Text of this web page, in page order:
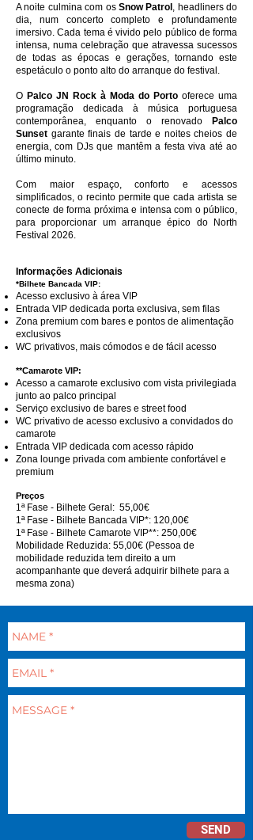
A noite culmina com os Snow Patrol , headliners do
dia, num concerto completo e profundamente
imersivo. Cada tema é vivido pelo público de forma
intensa, numa celebração que atravessa sucessos
de todas as épocas e gerações, tornando este
espetáculo o ponto alto do arranque do festival.
O Palco JN Rock à Moda do Porto oferece uma
programação dedicada à música portuguesa
contemporânea, enquanto o renovado
Palco
Sunset garante finais de tarde e noites cheios de
energia, com DJs que mantêm a festa viva até ao
último minuto.
Com maior espaço, conforto e acessos
simplificados, o recinto permite que cada artista se
conecte de forma próxima e intensa com o público,
para proporcionar um arranque épico do North
Festival 2026.
Informações Adicionais
*Bilhete Bancada VIP:
Acesso exclusivo à área VIP
Entrada VIP dedicada porta exclusiva, sem filas
Zona premium com bares e pontos de alimentação
exclusivos
WC privativos, mais cómodos e de fácil acesso
**Camarote VIP:
Acesso a camarote exclusivo com vista privilegiada
junto ao palco principal
Serviço exclusivo de bares e street food
WC privativo de acesso exclusivo a convidados do
camarote
Entrada VIP dedicada com acesso rápido
Zona lounge privada com ambiente confortável e
premium
Preços
1ª Fase - Bilhete Geral: 55,00€
1ª Fase - Bilhete Bancada VIP*: 120,00€
1ª Fase - Bilhete Camarote VIP**: 250,00€
Mobilidade Reduzida: 55,00€ (Pessoa de
mobilidade reduzida tem direito a um
acompanhante que deverá adquirir bilhete para a
mesma zona)
SEND